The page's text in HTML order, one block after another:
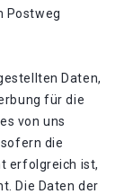
Postweg
Daten,
für die
von uns
die
erfolgreich ist,
Die Daten der